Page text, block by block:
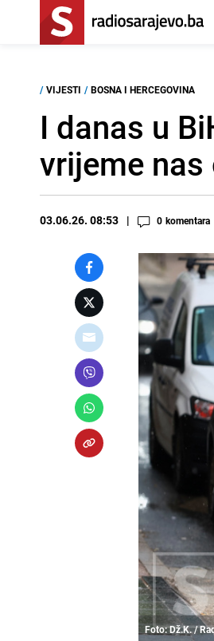
/ VIJESTI / BOSNA I HERCEGOVINA
I danas u
vrijeme nas
03.06.26. 08:53 0 komentara
Foto: Dž.K. /